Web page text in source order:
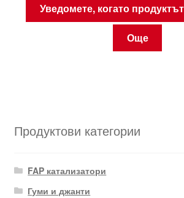
Уведомете, когато
Още
Продуктови категории
FAP катализатори
Гуми и джанти